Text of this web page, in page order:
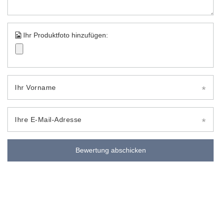
Ihr Produktfoto hinzufügen:
Ihr Vorname
Ihre E-Mail-Adresse
Bewertung abschicken